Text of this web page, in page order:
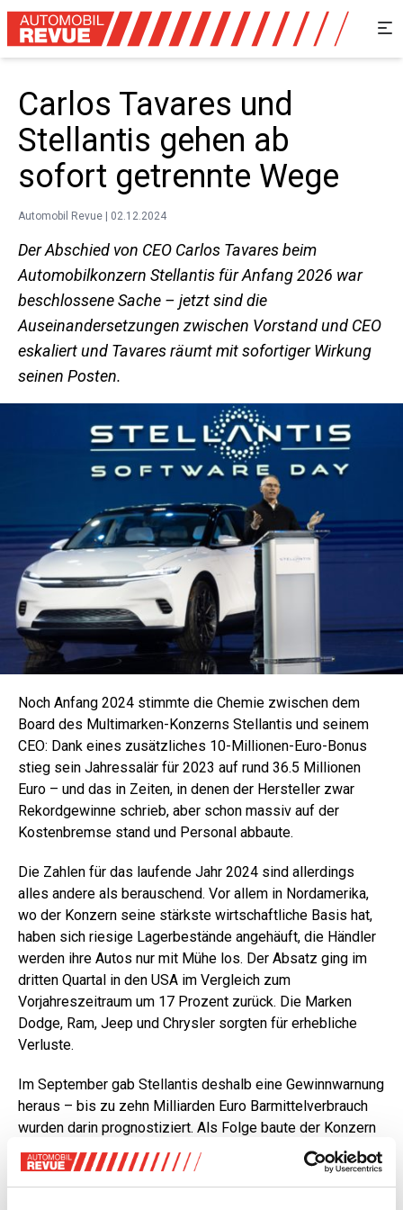
Carlos Tavares und
Stellantis gehen ab
sofort getrennte Wege
Automobil Revue | 02.12.2024
Der Abschied von CEO Carlos Tavares beim
Automobilkonzern Stellantis für Anfang 2026 war
beschlossene Sache – jetzt sind die
Auseinandersetzungen zwischen Vorstand und CEO
eskaliert und Tavares räumt mit sofortiger Wirkung
seinen Posten.
Noch Anfang 2024 stimmte die Chemie zwischen dem
Board des Multimarken-Konzerns Stellantis und seinem
CEO: Dank eines zusätzliches 10-Millionen-Euro-Bonus
stieg sein Jahressalär für 2023 auf rund 36.5 Millionen
Euro – und das in Zeiten, in denen der Hersteller zwar
Rekordgewinne schrieb, aber schon massiv auf der
Kostenbremse stand und Personal abbaute.
Die Zahlen für das laufende Jahr 2024 sind allerdings
alles andere als berauschend. Vor allem in Nordamerika,
wo der Konzern seine stärkste wirtschaftliche Basis hat,
haben sich riesige Lagerbestände angehäuft, die Händler
werden ihre Autos nur mit Mühe los. Der Absatz ging im
dritten Quartal in den USA im Vergleich zum
Vorjahreszeitraum um 17 Prozent zurück. Die Marken
Dodge, Ram, Jeep und Chrysler sorgten für erhebliche
Verluste.
Im September gab Stellantis deshalb eine Gewinnwarnung
heraus – bis zu zehn Milliarden Euro Barmittelverbrauch
wurden darin prognostiziert. Als Folge baute der Konzern
im Oktober seine Führungsetage um, sowohl der
Finanzvorstand als auch der Chef des Nordamerika-
Geschäfts mussten gehen – Tavares blieb jedoch im Amt.